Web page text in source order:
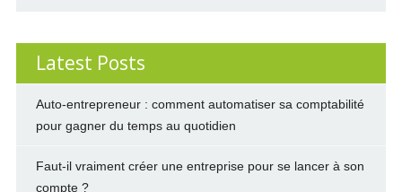
Latest Posts
Auto-entrepreneur : comment automatiser sa comptabilité
pour gagner du temps au quotidien
Faut-il vraiment créer une entreprise pour se lancer à son
compte ?